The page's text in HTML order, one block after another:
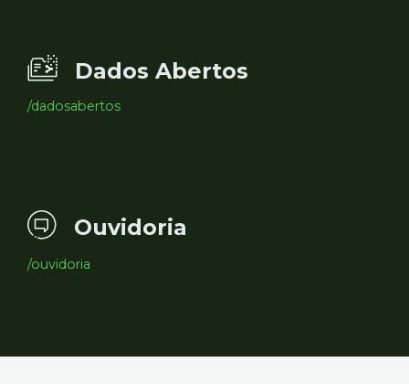
Dados Abertos
/dadosabertos
Ouvidoria
/ouvidoria